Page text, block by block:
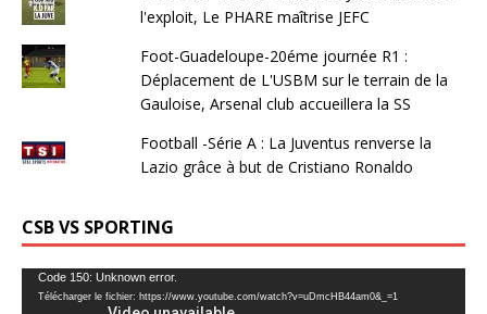
l'exploit, Le PHARE maîtrise JEFC
Foot-Guadeloupe-20éme journée R1 :
Déplacement de L'USBM sur le terrain de la
Gauloise, Arsenal club accueillera la SS
Football -Série A : La Juventus renverse la
Lazio grâce à but de Cristiano Ronaldo
CSB VS SPORTING
Lecteur
vidéo
Code 150: Unknown error.
Télécharger le fichier: https://www.youtube.com/watch?v=uDmcHB44am0&_=1